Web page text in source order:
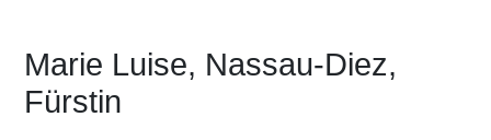
Marie Luise, Nassau-Diez,
Fürstin